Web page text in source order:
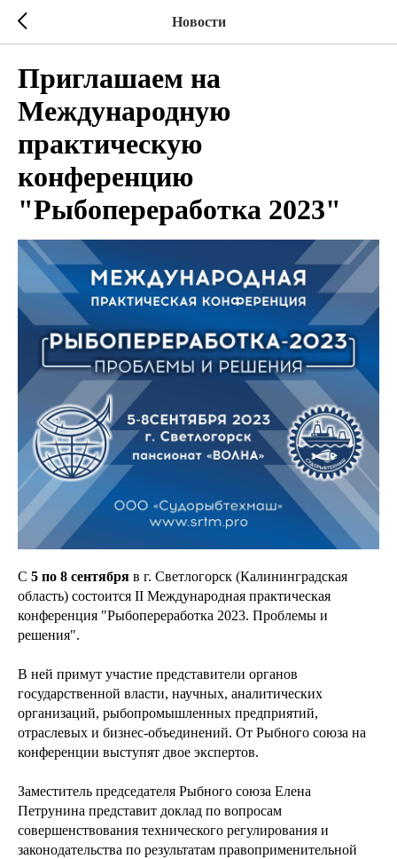
Новости
Приглашаем на
Международную
практическую
конференцию
"Рыбопереработка 2023"
С 5 по 8 сентября в г. Светлогорск (Калининградская
область) состоится II Международная практическая
конференция "Рыбопереработка 2023. Проблемы и
решения".
В ней примут участие представители органов
государственной власти, научных, аналитических
организаций, рыбопромышленных предприятий,
отраслевых и бизнес-объединений. От Рыбного союза на
конференции выступят двое экспертов.
Заместитель председателя Рыбного союза Елена
Петрунина представит доклад по вопросам
совершенствования технического регулирования и
законодательства по результатам правоприменительной